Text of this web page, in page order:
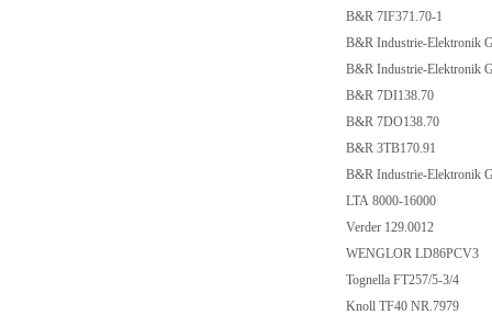
B&R 7IF371.70-1
B&R Industrie-Elektronik
B&R Industrie-Elektronik
B&R 7DI138.70
B&R 7DO138.70
B&R 3TB170.91
B&R Industrie-Elektronik
LTA 8000-16000
Verder 129.0012
WENGLOR LD86PCV3
Tognella FT257/5-3/4
Knoll TF40 NR.7979